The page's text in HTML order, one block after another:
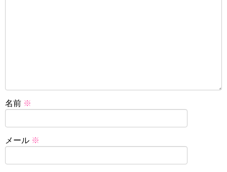
名前 ※
メール ※